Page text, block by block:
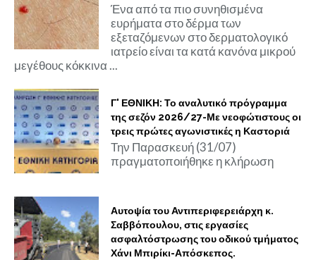
Ένα από τα πιο συνηθισμένα
ευρήματα στο δέρμα των
εξεταζόμενων στο δερματολογικό
ιατρείο είναι τα κατά κανόνα μικρού
μεγέθους κόκκινα ...
Γ' ΕΘΝΙΚΗ: Το αναλυτικό πρόγραμμα
της σεζόν 2026/27-Με νεοφώτιστους οι
τρεις πρώτες αγωνιστικές η Καστοριά
Την Παρασκευή (31/07)
πραγματοποιήθηκε η κλήρωση
Αυτοψία του Αντιπεριφερειάρχη κ.
Σαββόπουλου, στις εργασίες
ασφαλτόστρωσης του οδικού τμήματος
Χάνι Μπιρίκι-Απόσκεπος.